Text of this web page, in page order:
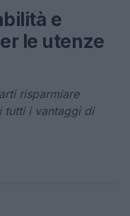
e
le utenze
risparmiare
tutti i vantaggi di